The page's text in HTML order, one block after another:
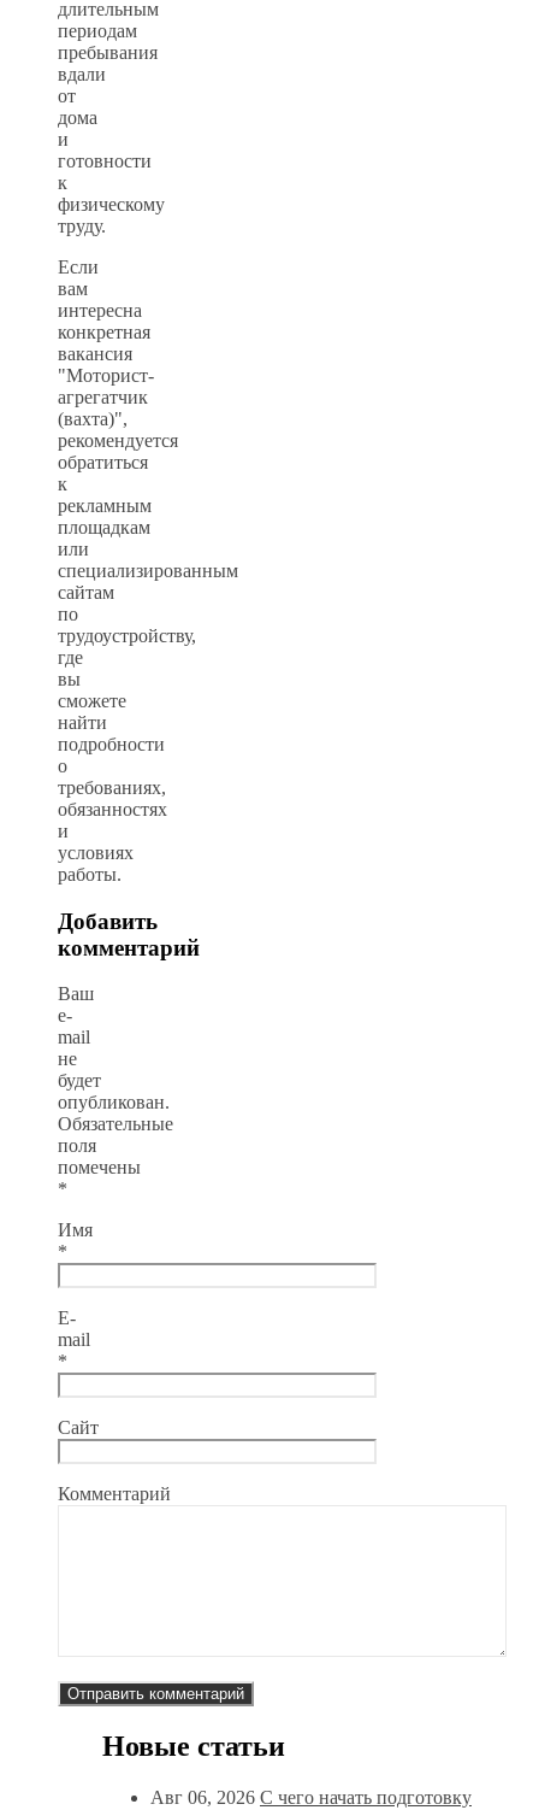
длительным
периодам
пребывания
вдали
от
дома
и
готовности
к
физическому
труду.
Если
вам
интересна
конкретная
вакансия
"Моторист-
агрегатчик
(вахта)",
рекомендуется
обратиться
к
рекламным
площадкам
или
специализированным
сайтам
по
трудоустройству,
где
вы
сможете
найти
подробности
о
требованиях,
обязанностях
и
условиях
работы.
Добавить
комментарий
Ваш
e-
mail
не
будет
опубликован.
Обязательные
поля
помечены
*
Имя
*
E-
mail
*
Сайт
Комментарий
Новые статьи
Авг 06, 2026 С чего начать подготовку